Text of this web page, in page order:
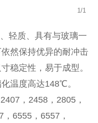
1/1
轻质、具有与玻璃一
然保持优异的耐冲击
稳定性，易于成型。
温度高达148℃。
，2458，2805，
6555，6557，